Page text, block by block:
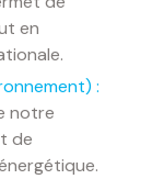
en
:
notre
de